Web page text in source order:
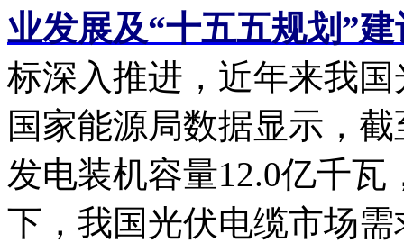
业发展及“十五五规划”
标深入推进，近年来我
国家能源局数据显示，
发电装机容量12.0亿千瓦
下，我国光伏电缆市场